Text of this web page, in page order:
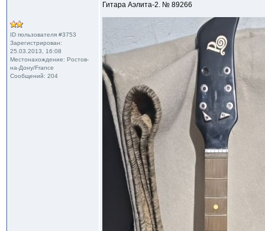
ID пользователя #3753
Зарегистрирован:
25.03.2013, 16:08
Местонахождение: Ростов-
на-Дону/France
Сообщений: 204
Гитара Аэлита-2. № 89266